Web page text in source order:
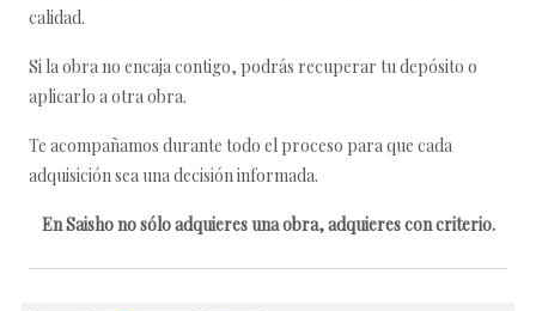
calidad.
Si la obra no encaja contigo, podrás recuperar tu depósito o
aplicarlo a otra obra.
Te acompañamos durante todo el proceso para que cada
adquisición sea una decisión informada.
En Saisho no sólo adquieres una obra, adquieres con criterio.